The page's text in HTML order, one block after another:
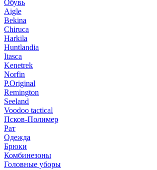
Обувь
Aigle
Bekina
Chiruсa
Harkila
Huntlandia
Itasca
Kenetrek
Norfin
P.Original
Remington
Seeland
Voodoo tactical
Псков-Полимер
Рат
Одежда
Брюки
Комбинезоны
Головные уборы